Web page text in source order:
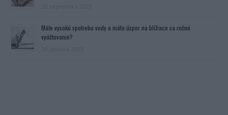
Máte vysokú spotrebu vody a málo úspor na blížiace sa ročné
vyúčtovanie?